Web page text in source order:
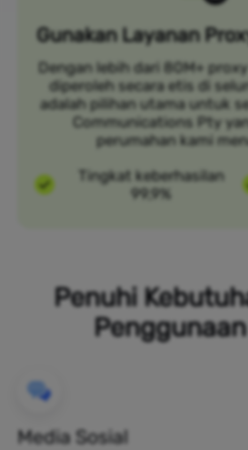
Gunakan Layanan
Dengan lebih dari 80M+
diperoleh secara etis di
adalah pilihan utama untuk
Communications Pty
perumahan kami
Tingkat keberhasilan
99,9%
Penuhi
Media Sosial